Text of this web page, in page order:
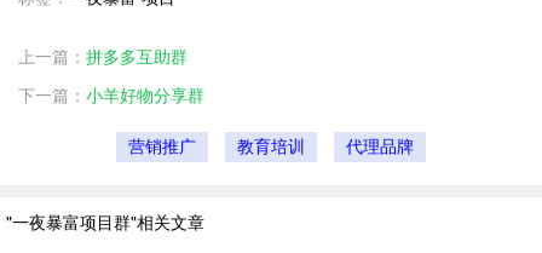
上一篇： 拼多多互助群
下一篇： 小羊好物分享群
营销推广 教育培训 代理品牌
"一夜暴富项目群"相关文章